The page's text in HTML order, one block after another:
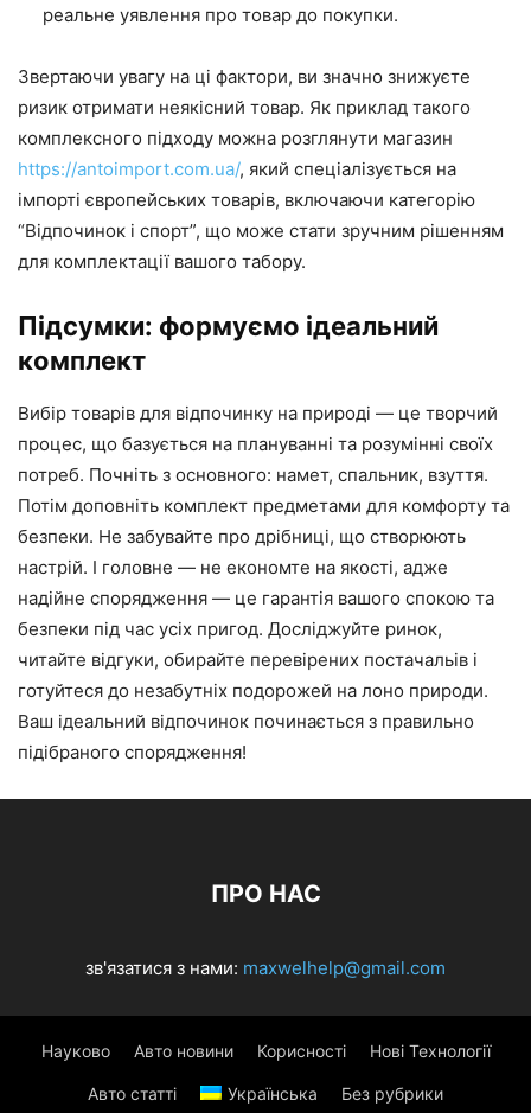
реальне уявлення про товар до покупки.
Звертаючи увагу на ці фактори, ви значно знижуєте
ризик отримати неякісний товар. Як приклад такого
комплексного підходу можна розглянути магазин
https://antoimport.com.ua/, який спеціалізується на
імпорті європейських товарів, включаючи категорію
“Відпочинок і спорт”, що може стати зручним рішенням
для комплектації вашого табору.
Підсумки: формуємо ідеальний
комплект
Вибір товарів для відпочинку на природі — це творчий
процес, що базується на плануванні та розумінні своїх
потреб. Почніть з основного: намет, спальник, взуття.
Потім доповніть комплект предметами для комфорту та
безпеки. Не забувайте про дрібниці, що створюють
настрій. І головне — не економте на якості, адже
надійне спорядження — це гарантія вашого спокою та
безпеки під час усіх пригод. Досліджуйте ринок,
читайте відгуки, обирайте перевірених постачальів і
готуйтеся до незабутніх подорожей на лоно природи.
Ваш ідеальний відпочинок починається з правильно
підібраного спорядження!
ПРО НАС
зв'язатися з нами: maxwelhelp@gmail.com
Науково Авто новини Корисності Нові Технології
Авто статті Українська Без рубрики